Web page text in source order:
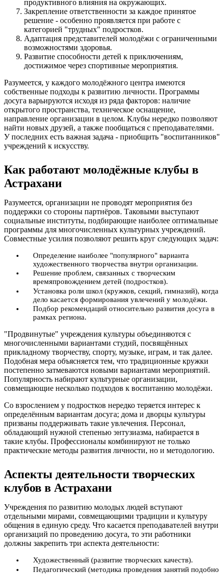
продуктивного влияния на окружающих.
Закрепление ответственности за каждое принятое
решение - особенно проявляется при работе с
категорией "трудных" подростков.
Адаптация представителей молодёжи с ограниченными
возможностями здоровья.
Развитие способности детей к приключениям,
достижимое через спортивные мероприятия.
Разумеется, у каждого молодёжного центра имеются
собственные подходы к развитию личности. Программы
досуга варьируются исходя из ряда факторов: наличие
открытого пространства, техническое оснащение,
направление организации в целом. Клубы нередко позволяют
найти новых друзей, а также пообщаться с преподавателями.
У последних есть важная задача - приобщить "воспитанников"
учреждений к искусству.
Как работают молодёжные клубы в
Астрахани
Разумеется, организации не проводят мероприятия без
поддержки со стороны партнёров. Таковыми выступают
социальные институты, подбирающие наиболее оптимальные
программы для многочисленных культурных учреждений.
Совместные усилия позволяют решить круг следующих задач:
Определение наиболее "популярного" варианта
художественного творчества внутри организации.
Решение проблем, связанных с творческим
времяпровождением детей (подростков).
Установка роли школ (кружков, секций, гимназий), когда
дело касается формирования увлечений у молодёжи.
Подбор рекомендаций относительно развития досуга в
рамках региона.
"Продвинутые" учреждения культуры объединяются с
многочисленными вариантами студий, посвящённых
прикладному творчеству, спорту, музыке, играм, и так далее.
Подобная мера объясняется тем, что традиционные кружки
постепенно затмеваются новыми вариантами мероприятий.
Популярность набирают культурные организации,
совмещающие несколько подходов к воспитанию молодёжи.
Со взрослением у подростков нередко теряется интерес к
определённым вариантам досуга; дома и дворцы культуры
призваны поддерживать такие увлечения. Персонал,
обладающий нужной степенью энтузиазма, набирается в
такие клубы. Профессионалы комбинируют не только
практические методы развития личности, но и методологию.
Аспекты деятельности творческих
клубов в Астрахани
Учреждения по развитию молодых людей вступают
отдельными мирами, совмещающими традиции и культуру
общения в единую среду. Что касается преподавателей внутри
организаций по проведению досуга, то эти работники
должны закрепить три аспекта деятельности:
Художественный (развитие творческих качеств).
Педагогический (методика проведения занятий подобно